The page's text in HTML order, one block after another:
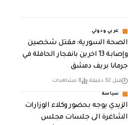
عربي ودولي
الصحة السورية: مقتل شخصين
وإصابة 13 اخرين بانفجار الحافلة في
جرمانا بريف دمشق
قبل 32 دقيقة 8 مشاهدات
سياسة
الزيدي يوجه بحضور وكلاء الوزارات
الشاغرة الى جلسات مجلس